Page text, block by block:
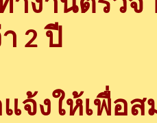
งานตรวจ
2 ปี
จ้งให้เพื่อ